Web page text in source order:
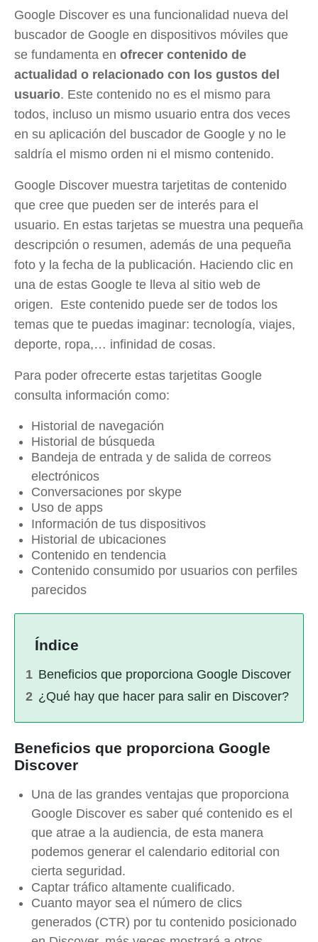
Google Discover es una funcionalidad nueva del
buscador de Google en dispositivos móviles que
se fundamenta en ofrecer contenido de
actualidad o relacionado con los gustos del
usuario. Este contenido no es el mismo para
todos, incluso un mismo usuario entra dos veces
en su aplicación del buscador de Google y no le
saldría el mismo orden ni el mismo contenido.
Google Discover muestra tarjetitas de contenido
que cree que pueden ser de interés para el
usuario. En estas tarjetas se muestra una pequeña
descripción o resumen, además de una pequeña
foto y la fecha de la publicación. Haciendo clic en
una de estas Google te lleva al sitio web de
origen. Este contenido puede ser de todos los
temas que te puedas imaginar: tecnología, viajes,
deporte, ropa,… infinidad de cosas.
Para poder ofrecerte estas tarjetitas Google
consulta información como:
Historial de navegación
Historial de búsqueda
Bandeja de entrada y de salida de correos
electrónicos
Conversaciones por skype
Uso de apps
Información de tus dispositivos
Historial de ubicaciones
Contenido en tendencia
Contenido consumido por usuarios con perfiles
parecidos
Índice
Beneficios que proporciona Google Discover
¿Qué hay que hacer para salir en Discover?
Beneficios que proporciona Google
Discover
Una de las grandes ventajas que proporciona
Google Discover es saber qué contenido es el
que atrae a la audiencia, de esta manera
podemos generar el calendario editorial con
cierta seguridad.
Captar tráfico altamente cualificado.
Cuanto mayor sea el número de clics
generados (CTR) por tu contenido posicionado